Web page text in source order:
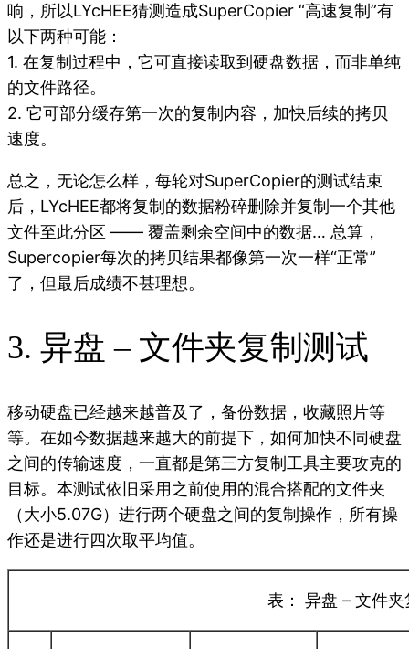
响，所以LYcHEE猜测造成SuperCopier “高速复制”有
以下两种可能：
1. 在复制过程中，它可直接读取到硬盘数据，而非单纯
的文件路径。
2. 它可部分缓存第一次的复制内容，加快后续的拷贝
速度。
总之，无论怎么样，每轮对SuperCopier的测试结束
后，LYcHEE都将复制的数据粉碎删除并复制一个其他
文件至此分区 —— 覆盖剩余空间中的数据… 总算，
Supercopier每次的拷贝结果都像第一次一样“正常”
了，但最后成绩不甚理想。
3. 异盘 – 文件夹复制测试
移动硬盘已经越来越普及了，备份数据，收藏照片等
等。在如今数据越来越大的前提下，如何加快不同硬盘
之间的传输速度，一直都是第三方复制工具主要攻克的
目标。本测试依旧采用之前使用的混合搭配的文件夹
（大小5.07G）进行两个硬盘之间的复制操作，所有操
作还是进行四次取平均值。
表： 异盘 – 文件